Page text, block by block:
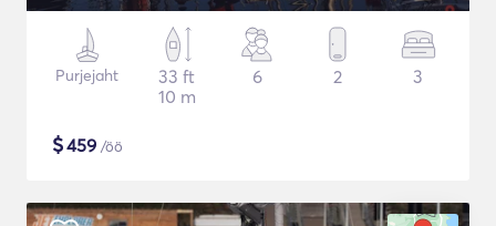
Purjejaht
33 ft
10 m
6 2 3
$459 /öö